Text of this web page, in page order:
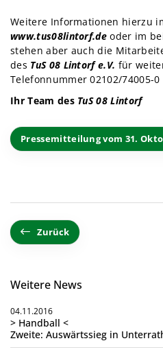
Weitere Informationen hierzu
www.tus08lintorf.de oder im
stehen aber auch die
des TuS 08 Lintorf e.V. für
Telefonnummer 02102/74005-
Ihr Team des TuS 08 Lintorf
Pressemitteilung vom 31.
Zurück
Weitere News
04.11.2016
> Handball <
Zweite: Auswärtssieg in